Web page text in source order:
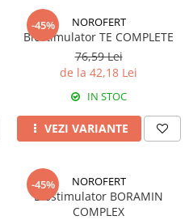
-45% NOROFERT
Biostimulator TE COMPLETE
76,59 Lei
de la 42,18 Lei
IN STOC
VEZI VARIANTE
-45% NOROFERT
Biostimulator BORAMIN
COMPLEX